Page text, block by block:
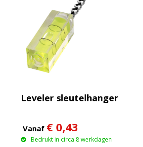
Leveler sleutelhanger
Vanaf € 0,43
Bedrukt in circa 8 werkdagen